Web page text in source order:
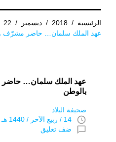
الرئيسية /
2018
/ ديسمبر /
22
عهد الملك سلمان… حاضر مشرّف
عهد الملك سلمان…
بالوطن
صحيفة البلاد
access_time 14 / ربيع الآخر / 1440 هـ 22 ديسمبر 2018
chat_bubble_outline ضف تعليق